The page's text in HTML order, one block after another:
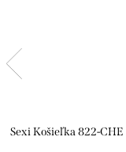
Sexi Košieľka 822-CHE